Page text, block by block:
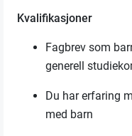
Kvalifikasjoner
Fagbrev som
generell
Du har erfaring
med barn